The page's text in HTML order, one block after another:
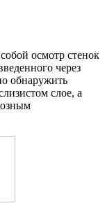
осмотр стенок
через
обнаружить
слое, а